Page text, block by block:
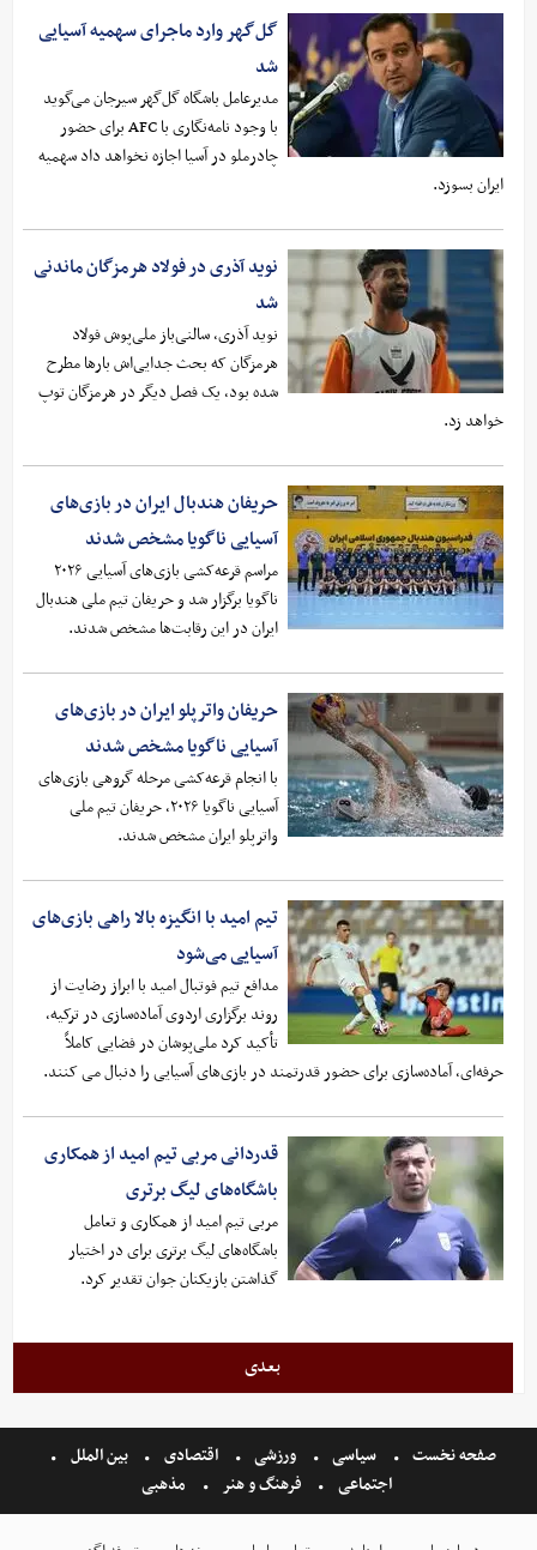
گل‌گهر وارد ماجرای سهمیه آسیایی
شد
مدیرعامل باشگاه گل‌گهر سیرجان می‌گوید
با وجود نامه‌نگاری با AFC برای حضور
چادرملو در آسیا اجازه نخواهد داد سهمیه
ایران بسوزد.
نوید آذری در فولاد هرمزگان ماندنی
شد
نوید آذری، سالنی‌باز ملی‌پوش فولاد
هرمزگان که بحث جدایی‌اش بارها مطرح
شده بود، یک فصل دیگر در هرمزگان توپ
خواهد زد.
حریفان هندبال ایران در بازی‌های
آسیایی ناگویا مشخص شدند
مراسم قرعه‌کشی بازی‌های آسیایی ۲۰۲۶
ناگویا برگزار شد و حریفان تیم ملی هندبال
ایران در این رقابت‌ها مشخص شدند.
حریفان واترپلو ایران در بازی‌های
آسیایی ناگویا مشخص شدند
با انجام قرعه‌کشی مرحله گروهی بازی‌های
آسیایی ناگویا ۲۰۲۶، حریفان تیم ملی
واترپلو ایران مشخص شدند.
تیم امید با انگیزه بالا راهی بازی‌های
آسیایی می‌شود
مدافع تیم فوتبال امید با ابراز رضایت از
روند برگزاری اردوی آماده‌سازی در ترکیه،
تأکید کرد ملی‌پوشان در فضایی کاملاً
حرفه‌ای، آماده‌سازی برای حضور قدرتمند در بازی‌های آسیایی را دنبال می کنند.
قدردانی مربی تیم امید از همکاری
باشگاه‌های لیگ برتری
مربی تیم امید از همکاری و تعامل
باشگاه‌های لیگ برتری برای در اختیار
گذاشتن بازیکنان جوان تقدیر کرد.
بعدی
صفحه نخست سیاسی ورزشی اقتصادی
بین الملل
اجتماعی
فرهنگ و هنر مذهبی